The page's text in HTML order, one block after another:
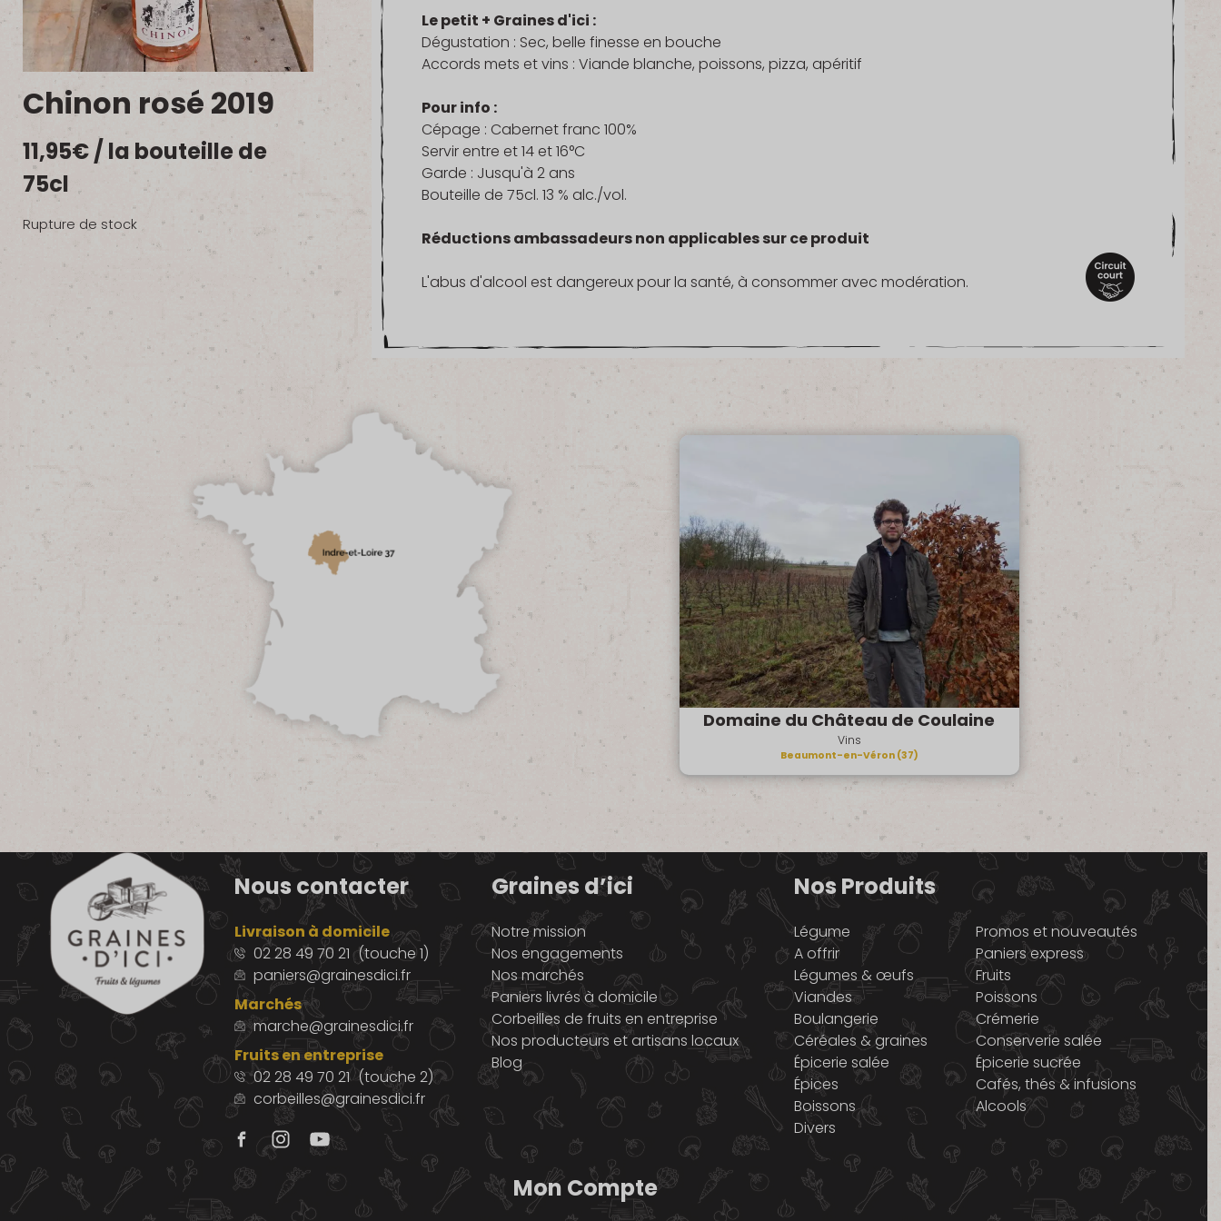
Chinon rosé 2019
11,95€/ la bouteille de
75cl
Rupture de stock
Le petit + Graines d'ici :
Dégustation : Sec, belle finesse en bouche
Accords mets et vins : Viande blanche, poissons, pizza, apéritif
Pour info :
Cépage : Cabernet franc 100%
Servir entre et 14 et 16°C
Garde : Jusqu'à 2 ans
Bouteille de 75cl. 13 % alc./vol.
Réductions ambassadeurs non applicables sur ce produit
L'abus d'alcool est dangereux pour la santé, à consommer avec modération.
Domaine du Château de Coulaine
Vins
Beaumont-en-Véron (37)
Nous contacter
Livraison à domicile
02 28 49 70 21 (touche 1)
paniers@grainesdici.fr
Marchés
marche@grainesdici.fr
Fruits en entreprise
02 28 49 70 21 (touche 2)
corbeilles@grainesdici.fr
Graines d’ici
Notre mission
Nos engagements
Nos marchés
Paniers livrés à domicile
Corbeilles de fruits en entreprise
Nos producteurs et artisans locaux
Blog
Nos Produits
Légume
Promos et nouveautés
A offrir
Paniers express
Légumes & œufs
Fruits
Viandes
Poissons
Boulangerie
Crémerie
Céréales & graines
Conserverie salée
Épicerie salée
Épicerie sucrée
Épices
Cafés, thés & infusions
Boissons
Alcools
Divers
Mon Compte